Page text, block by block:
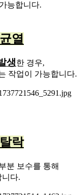
능합니다.
열
생한 경우,
작업이 가능합니다.
락
분 보수를 통해
다.